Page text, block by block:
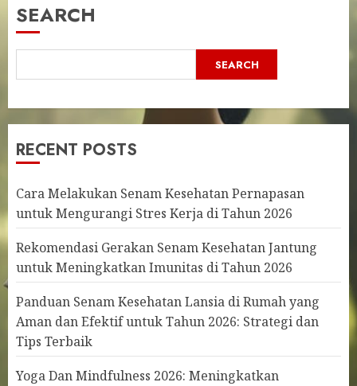
SEARCH
SEARCH
RECENT POSTS
Cara Melakukan Senam Kesehatan Pernapasan
untuk Mengurangi Stres Kerja di Tahun 2026
Rekomendasi Gerakan Senam Kesehatan Jantung
untuk Meningkatkan Imunitas di Tahun 2026
Panduan Senam Kesehatan Lansia di Rumah yang
Aman dan Efektif untuk Tahun 2026: Strategi dan
Tips Terbaik
Yoga Dan Mindfulness 2026: Meningkatkan